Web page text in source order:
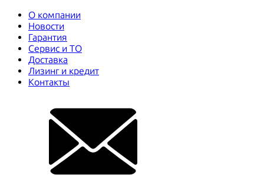
О компании
Новости
Гарантия
Сервис и ТО
Доставка
Лизинг и кредит
Контакты